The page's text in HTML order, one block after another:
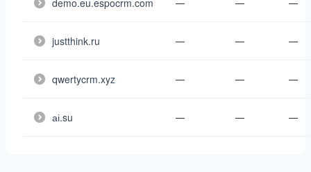
demo.eu.espocrm.com
justthink.ru — — —
qwertycrm.xyz — — —
аі.su — — —